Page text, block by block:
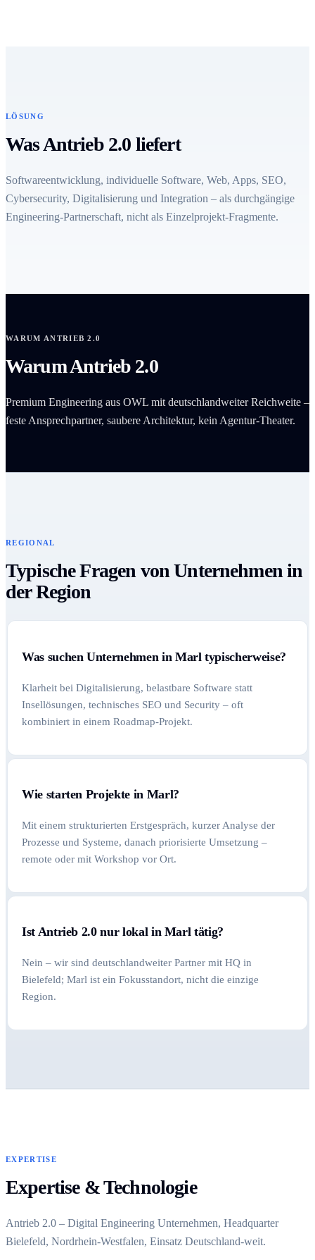
LÖSUNG
Was Antrieb 2.0 liefert
Softwareentwicklung, individuelle Software, Web, Apps, SEO,
Cybersecurity, Digitalisierung und Integration – als durchgängige
Engineering-Partnerschaft, nicht als Einzelprojekt-Fragmente.
WARUM ANTRIEB 2.0
Warum Antrieb 2.0
Premium Engineering aus OWL mit deutschlandweiter Reichweite –
feste Ansprechpartner, saubere Architektur, kein Agentur-Theater.
REGIONAL
Typische Fragen von Unternehmen in
der Region
Was suchen Unternehmen in Marl typischerweise?
Klarheit bei Digitalisierung, belastbare Software statt
Insellösungen, technisches SEO und Security – oft
kombiniert in einem Roadmap-Projekt.
Wie starten Projekte in Marl?
Mit einem strukturierten Erstgespräch, kurzer Analyse der
Prozesse und Systeme, danach priorisierte Umsetzung –
remote oder mit Workshop vor Ort.
Ist Antrieb 2.0 nur lokal in Marl tätig?
Nein – wir sind deutschlandweiter Partner mit HQ in
Bielefeld; Marl ist ein Fokusstandort, nicht die einzige
Region.
EXPERTISE
Expertise & Technologie
Antrieb 2.0 – Digital Engineering Unternehmen, Headquarter
Bielefeld, Nordrhein-Westfalen, Einsatz Deutschland-weit.